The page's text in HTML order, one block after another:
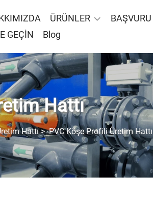
ÜRÜNLER BAŞVURU
GEÇİN
Blog
Hattı
Hattı>PVC Köşe Profili Üretim Hattı